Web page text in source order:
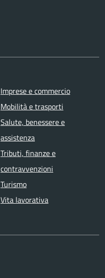
Imprese e commercio
Mobilità e trasporti
Salute, benessere e
assistenza
Tributi, finanze e
contravvenzioni
Turismo
Vita lavorativa